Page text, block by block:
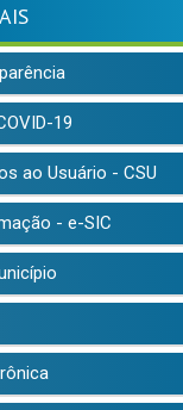
19
ao Usuário - CSU
- e-SIC